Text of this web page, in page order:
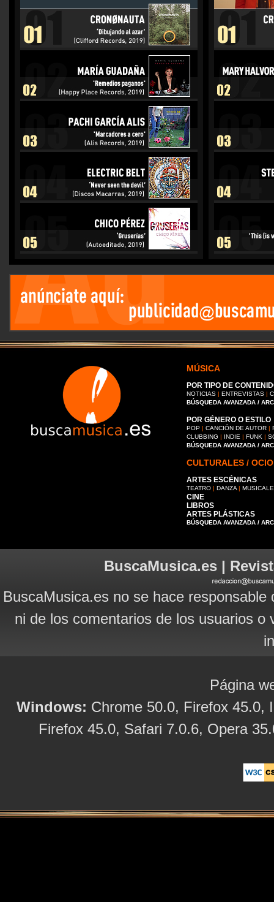
MÚSICA
POR TIPO DE
NOTICIAS | ENTREVISTAS |
BÚSQUEDA AVANZADA /
POR GÉNERO O ESTILO
POP | CANCIÓN DE AUTOR |
CLUBBING | INDIE | FUNK |
BÚSQUEDA AVANZADA /
CULTURALES / OCIO
ARTES ESCÉNICAS
TEATRO | DANZA |
CINE
LIBROS
ARTES PLÁSTICAS
BÚSQUEDA AVANZADA /
BuscaMusica.es |
BuscaMusica.es no se hace
ni de los comentarios de los usuarios
Página
Windows: Chrome 50.0, Firefox 45.0,
Firefox 45.0, Safari 7.0.6, Opera